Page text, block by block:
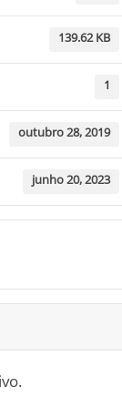
139.62 KB
1
outubro 28, 2019
junho 20, 2023